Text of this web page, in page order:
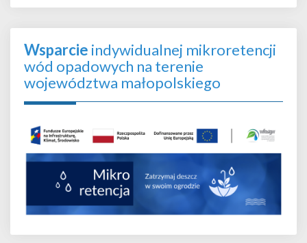
Wsparcie indywidualnej mikroretencji
wód opadowych na terenie
województwa małopolskiego